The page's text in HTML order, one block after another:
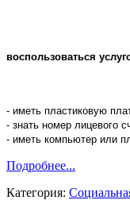
воспользоваться
- иметь пластиковую
- знать номер лицевого
- иметь компьютер или
Подробнее...
Категория: